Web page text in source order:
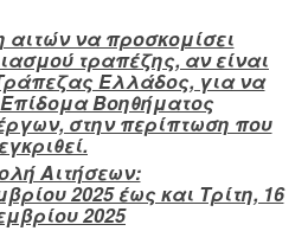
αιτών να προσκομίσει
τραπέζης, αν είναι
Ελλάδος, για να
Επίδομα Βοηθήματος
στην περίπτωση που
εγκριθεί.
Aιτήσεων:
2025 έως και Τρίτη, 16
2025